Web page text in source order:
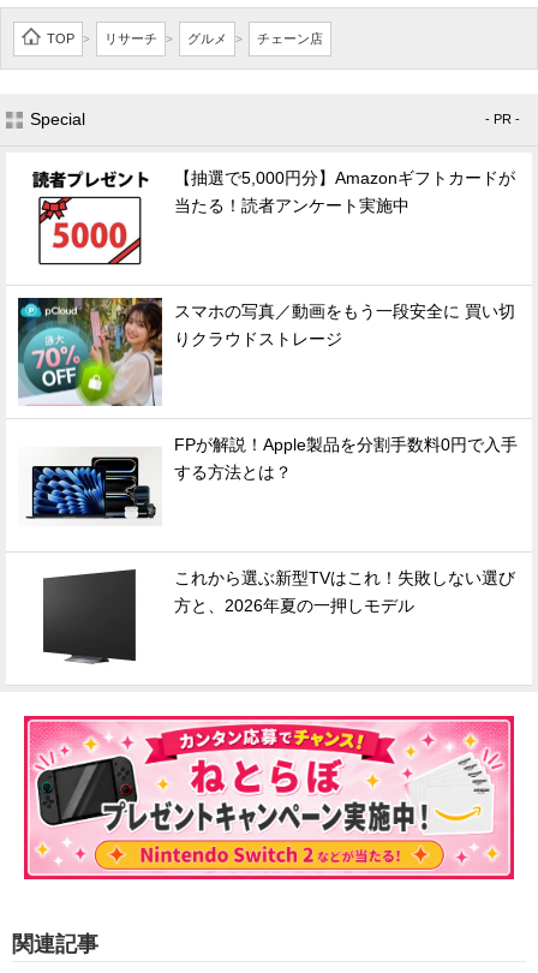
TOP > リサーチ > グルメ > チェーン店
Special - PR -
【抽選で5,000円分】Amazonギフトカードが
当たる！読者アンケート実施中
スマホの写真／動画をもう一段安全に 買い切
りクラウドストレージ
FPが解説！Apple製品を分割手数料0円で入手
する方法とは？
これから選ぶ新型TVはこれ！失敗しない選び
方と、2026年夏の一押しモデル
関連記事